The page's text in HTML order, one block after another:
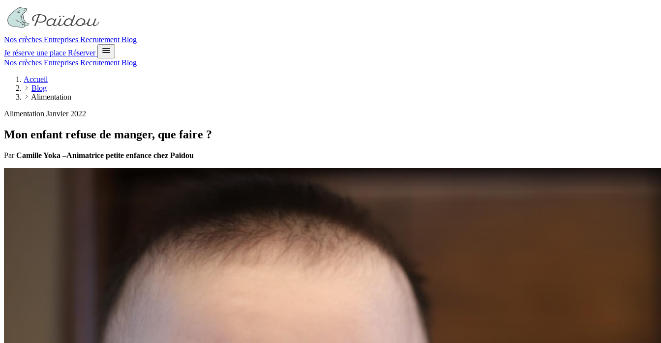
Nos crèches Entreprises Recrutement Blog
Je réserve une place Réserver
Nos crèches Entreprises Recrutement Blog
Accueil
Blog
Alimentation
Alimentation Janvier 2022
Mon enfant refuse de manger, que faire ?
ParCamille Yoka –Animatrice petite enfance chez Païdou